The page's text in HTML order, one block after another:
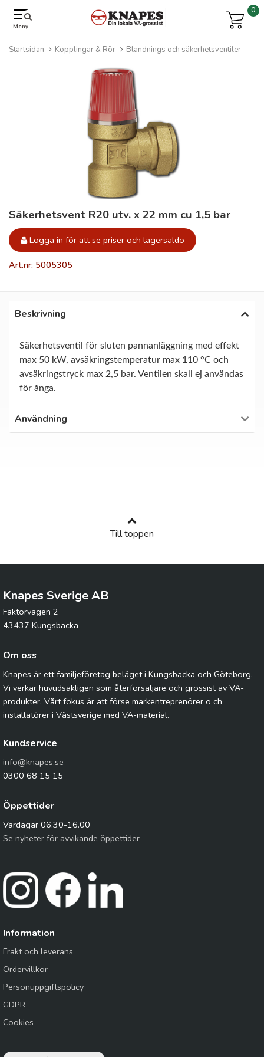
Meny
0
Startsidan Kopplingar & Rör Blandnings och säkerhetsventiler
Säkerhetsvent R20 utv. x 22 mm cu 1,5 bar
Logga in för att se priser och lagersaldo
Art.nr: 5005305
Beskrivning
Säkerhetsventil för sluten pannanläggning med effekt
max 50 kW, avsäkringstemperatur max 110 °C och
avsäkringstryck max 2,5 bar. Ventilen skall ej användas
för ånga.
Användning
Till toppen
Knapes Sverige AB
Faktorvägen 2
43437 Kungsbacka
Om oss
Knapes är ett familjeföretag beläget i Kungsbacka och Göteborg.
Vi verkar huvudsakligen som återförsäljare och grossist av VA-
produkter. Vårt fokus är att förse markentreprenörer o ch
installatörer i Västsverige med VA-material.
Kundservice
info@knapes.se
0300 68 15 15
Öppettider
Vardagar 06.30-16.00
Se nyheter för avvikande öppettider
Information
Frakt och leverans
Ordervillkor
Personuppgiftspolicy
GDPR
Cookies